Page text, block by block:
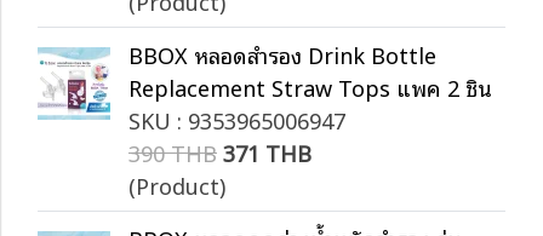
BBOX หลอดสำรอง Drink Bottle
Replacement Straw Tops แพค 2 ชิ้น
SKU : 9353965006947
390 THB371 THB
(Product)